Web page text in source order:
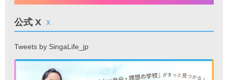
公式 X X
Tweets by SingaLife_jp